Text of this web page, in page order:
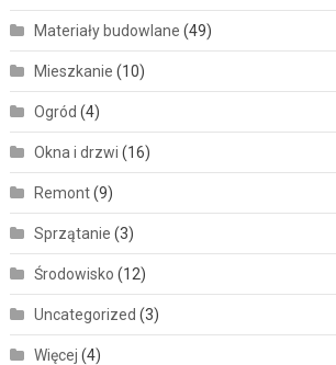
Materiały budowlane (49)
Mieszkanie (10)
Ogród (4)
Okna i drzwi (16)
Remont(9)
Sprzątanie (3)
Środowisko (12)
Uncategorized (3)
Więcej (4)